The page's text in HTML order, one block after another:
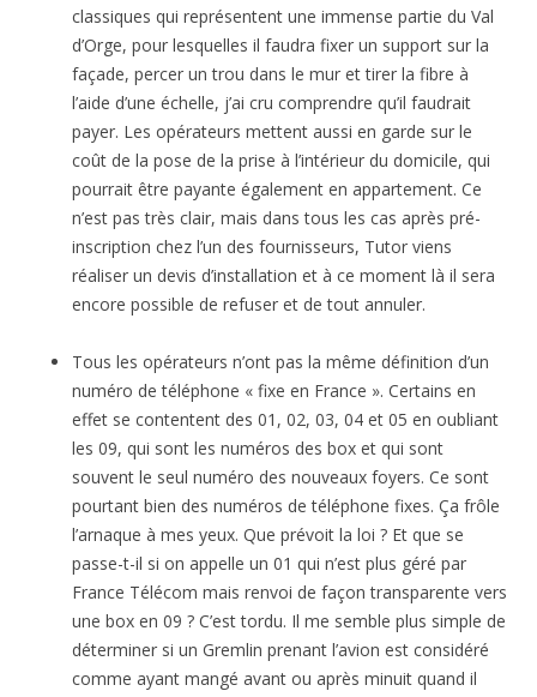
classiques qui représentent une immense partie du Val
d’Orge, pour lesquelles il faudra fixer un support sur la
façade, percer un trou dans le mur et tirer la fibre à
l’aide d’une échelle, j’ai cru comprendre qu’il faudrait
payer. Les opérateurs mettent aussi en garde sur le
coût de la pose de la prise à l’intérieur du domicile, qui
pourrait être payante également en appartement. Ce
n’est pas très clair, mais dans tous les cas après pré-
inscription chez l’un des fournisseurs, Tutor viens
réaliser un devis d’installation et à ce moment là il sera
encore possible de refuser et de tout annuler.
Tous les opérateurs n’ont pas la même définition d’un
numéro de téléphone « fixe en France ». Certains en
effet se contentent des 01, 02, 03, 04 et 05 en oubliant
les 09, qui sont les numéros des box et qui sont
souvent le seul numéro des nouveaux foyers. Ce sont
pourtant bien des numéros de téléphone fixes. Ça frôle
l’arnaque à mes yeux. Que prévoit la loi ? Et que se
passe-t-il si on appelle un 01 qui n’est plus géré par
France Télécom mais renvoi de façon transparente vers
une box en 09 ? C’est tordu. Il me semble plus simple de
déterminer si un Gremlin prenant l’avion est considéré
comme ayant mangé avant ou après minuit quand il